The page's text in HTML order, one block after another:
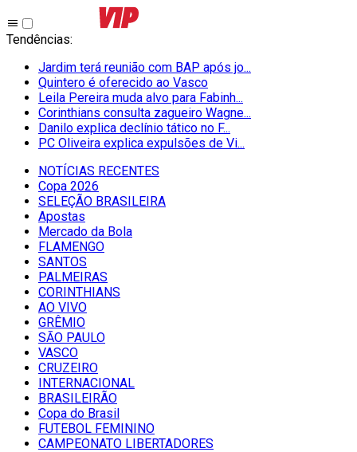
Tendências:
Jardim terá reunião com BAP após jo...
Quintero é oferecido ao Vasco
Leila Pereira muda alvo para Fabinh...
Corinthians consulta zagueiro Wagne...
Danilo explica declínio tático no F...
PC Oliveira explica expulsões de Vi...
NOTÍCIAS RECENTES
Copa 2026
SELEÇÃO BRASILEIRA
Apostas
Mercado da Bola
FLAMENGO
SANTOS
PALMEIRAS
CORINTHIANS
AO VIVO
GRÊMIO
SĀO PAULO
VASCO
CRUZEIRO
INTERNACIONAL
BRASILEIRÃO
Copa do Brasil
FUTEBOL FEMININO
CAMPEONATO LIBERTADORES